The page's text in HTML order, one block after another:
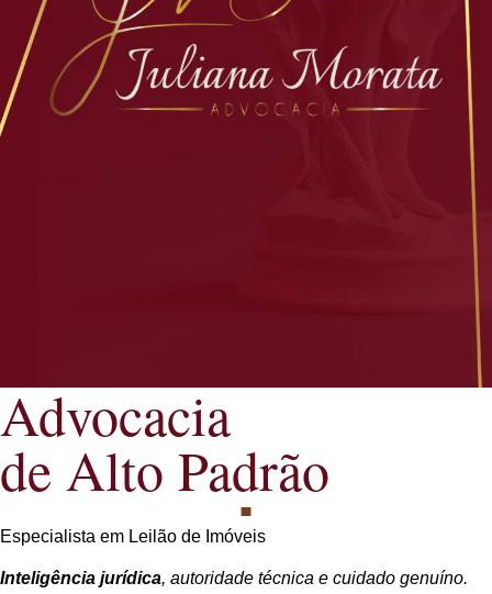
Advocacia
de Alto Padrão
Especialista em Leilão de Imóveis
Inteligência jurídica, autoridade técnica e cuidado genuíno.